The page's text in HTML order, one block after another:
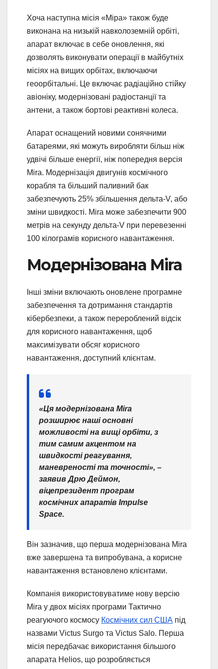
Хоча наступна місія «Міра» також буде
виконана на низькій навколоземній орбіті,
апарат включає в себе оновлення, які
дозволять виконувати операції в майбутніх
місіях на вищих орбітах, включаючи
геоорбітальні. Це включає радіаційно стійку
авіоніку, модернізовані радіостанції та
антени, а також бортові реактивні колеса.
Апарат оснащений новими сонячними
батареями, які можуть виробляти більш ніж
удвічі більше енергії, ніж попередня версія
Mira. Модернізація двигунів космічного
корабля та більший паливний бак
забезпечують 25% збільшення дельта-V, або
зміни швидкості. Mira може забезпечити 900
метрів на секунду дельта-V при перевезенні
100 кілограмів корисного навантаження.
Модернізована Mira
Інші зміни включають оновлене програмне
забезпечення та дотримання стандартів
кібербезпеки, а також перероблений відсік
для корисного навантаження, щоб
максимізувати обсяг корисного
навантаження, доступний клієнтам.
«Ця модернізована Mira
розширює наші основні
можливості на вищі орбіти, з
тим самим акцентом на
швидкості реагування,
маневреності та точності», –
заявив Дрю Деймон,
віцепрезидент програм
космічних апаратів Impulse
Space.
Він зазначив, що перша модернізована Mira
вже завершена та випробувана, а корисне
навантаження встановлено клієнтами.
Компанія використовуватиме нову версію
Mira у двох місіях програми Тактично
реагуючого космосу Космічних сил США під
назвами Victus Surgo та Victus Salo. Перша
місія передбачає використання більшого
апарата Helios, що розробляється